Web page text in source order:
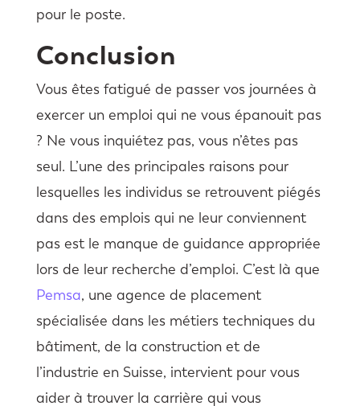
pour le poste.
Conclusion
Vous êtes fatigué de passer vos journées à
exercer un emploi qui ne vous épanouit pas
? Ne vous inquiétez pas, vous n’êtes pas
seul. L’une des principales raisons pour
lesquelles les individus se retrouvent piégés
dans des emplois qui ne leur conviennent
pas est le manque de guidance appropriée
lors de leur recherche d’emploi. C’est là que
Pemsa, une agence de placement
spécialisée dans les métiers techniques du
bâtiment, de la construction et de
l’industrie en Suisse, intervient pour vous
aider à trouver la carrière qui vous